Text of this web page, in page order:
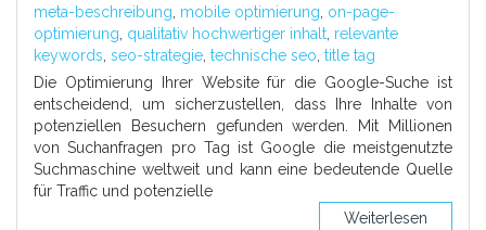
meta-beschreibung mobile optimierung on-page-
optimierung qualitativ hochwertiger inhalt relevante
keywords seo-strategie technische seo title tag
Die Optimierung Ihrer Website für die Google-Suche ist
entscheidend, um sicherzustellen, dass Ihre Inhalte von
potenziellen Besuchern gefunden werden. Mit Millionen
von Suchanfragen pro Tag ist Google die meistgenutzte
Suchmaschine weltweit und kann eine bedeutende Quelle
für Traffic und potenzielle
Weiterlesen